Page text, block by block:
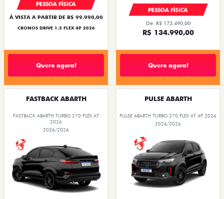
PESSOA FÍSICA
À VISTA A PARTIR DE R$ 99.990,00
CRONOS DRIVE 1.3 FLEX 4P 2026
Quero agora!
PESSOA FÍSICA
De: R$ 173.490,00
R$ 134.990,00
Quero agora!
FASTBACK ABARTH
FASTBACK ABARTH TURBO 270 FLEX AT
2026
2026/2026
PULSE ABARTH
PULSE ABARTH TURBO 270 FLEX AT 4P 2026
2026/2026